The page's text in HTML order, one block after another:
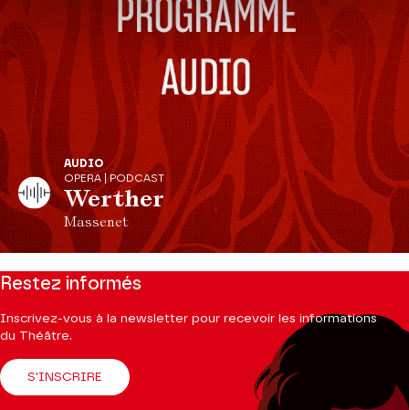
AUDIO
OPERA | PODCAST
Werther
Massenet
Restez informés
Inscrivez-vous à la newsletter pour recevoir les informations
du Théâtre.
S'INSCRIRE